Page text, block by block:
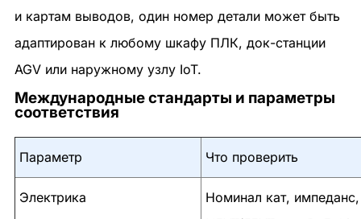
и картам выводов, один номер детали может быть
адаптирован к любому шкафу ПЛК, док-станции
AGV или наружному узлу IoT.
Международные стандарты и параметры
соответствия
Параметр Что проверить
Электрика
Номинал кат, импеданс,